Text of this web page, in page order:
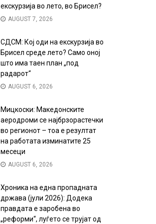
екскурзија во лето, во Брисел?
AUGUST 7, 2026
СДСМ: Кој оди на екскурзија во
Брисел среде лето? Само оној
што има таен план „под
радарот“
AUGUST 6, 2026
Мицкоски: Македонските
аеродроми се најбрзорастечки
во регионот – тоа е резултат
на работата изминатите 25
месеци
AUGUST 6, 2026
Хроника на една пропадната
држава (јули 2026): Додека
правдата е заробена во
„реформи“, луѓето се трујат од